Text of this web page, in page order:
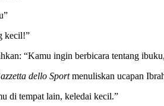
kecil!”
“Kamu ingin berbicara tentang
dello Sportmenuliskan ucapan
di tempat lain, keledai kecil.”